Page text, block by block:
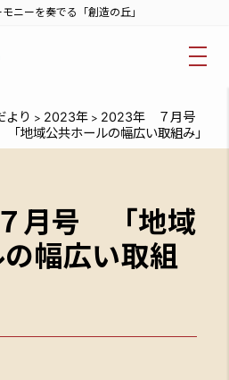
ニーを奏でる「創造の丘」
より > 2023年 > 2023年 ７月号
「地域公共ホールの幅広い取組み」
月号 「地域
幅広い取組